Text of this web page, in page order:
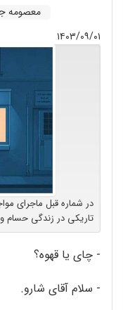
معصومه
۱۴۰۳/۰۹/۰۱
در شماره قبل ماجرای
تاریکی در زندگی حسام
- چای یا قهوه؟
- سلام آقای شارو.